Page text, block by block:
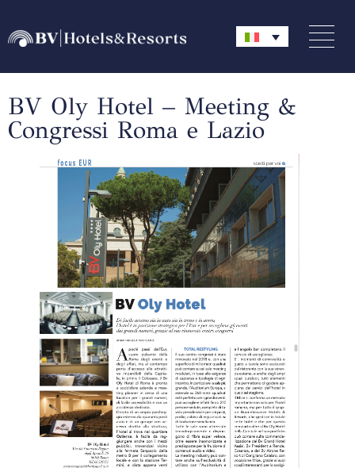
BV Oly Hotel – Meeting &
Congressi Roma e Lazio